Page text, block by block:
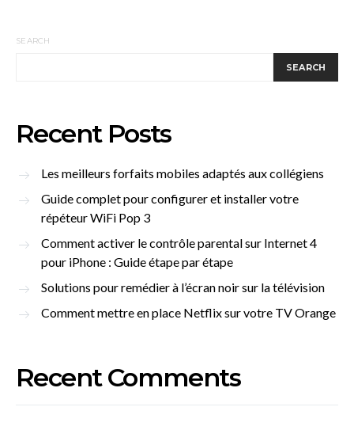
SEARCH
SEARCH
Recent Posts
Les meilleurs forfaits mobiles adaptés aux collégiens
Guide complet pour configurer et installer votre
répéteur WiFi Pop 3
Comment activer le contrôle parental sur Internet 4
pour iPhone : Guide étape par étape
Solutions pour remédier à l’écran noir sur la télévision
Comment mettre en place Netflix sur votre TV Orange
Recent Comments